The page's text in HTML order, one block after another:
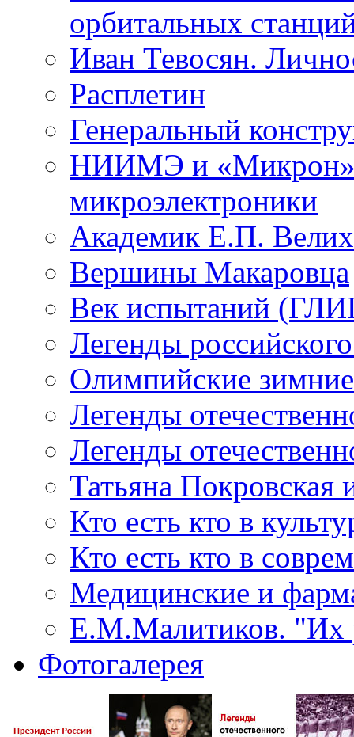
орбитальных
Иван Тевосян.
Расплетин
Генеральный
НИИМЭ и «Микрон»
микроэлектроники
Академик Е.П.
Вершины Макаровца
Век испытаний
Легенды
Олимпийские
Легенды
Легенды
Татьяна Покровская
Кто есть кто в
Кто есть кто в
Медицинские и
Е.М.Малитиков. "Их
Фотогалерея